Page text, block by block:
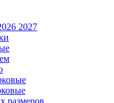
2027
размеров